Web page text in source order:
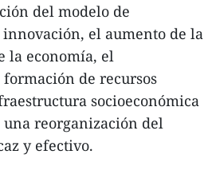
del modelo de
el aumento de la
la economía, el
de recursos
socioeconómica
reorganización del
y efectivo.